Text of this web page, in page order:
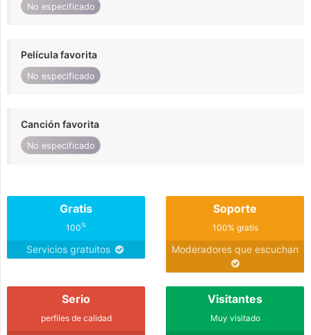
No especificado
Película favorita
No especificado
Canción favorita
No especificado
Gratis
100%
Servicios gratuitos
Soporte
100% gratis
Moderadores que escuchan
Serio
perfiles de calidad
Visitantes
Muy visitado